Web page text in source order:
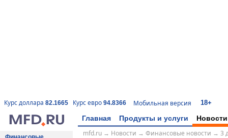
Курс доллара 82.1665 Курс евро 94.8366 Мобильная версия 18+
Главная Продукты и услуги Новости
mfd.ru→ Новости → Финансовые новости → 3